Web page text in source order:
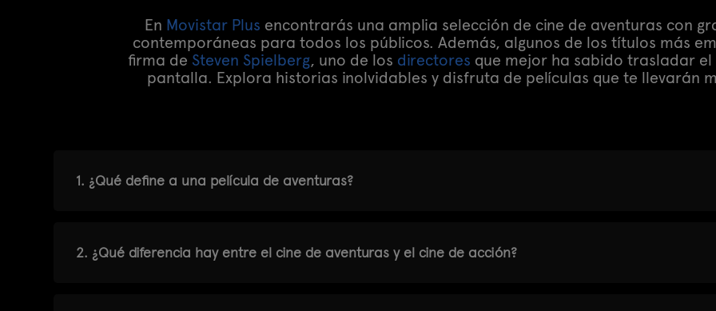
En Movistar Plus encontrarás una amplia selección de cine de aventuras con
contemporáneas para todos los públicos. Además, algunos de los títulos más
firma de Steven Spielberg, uno de los directores que mejor ha sabido trasladar
pantalla. Explora historias inolvidables y disfruta de películas que te llevarán
1. ¿Qué define a una película de aventuras?
2. ¿Qué diferencia hay entre el cine de aventuras y el cine de acción?